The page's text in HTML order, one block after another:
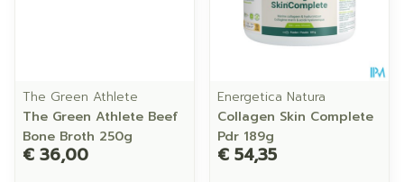
The Green Athlete
The Green Athlete Beef
Bone Broth 250g
€ 36,00
Energetica Natura
Collagen Skin Complete
Pdr 189g
€ 54,35